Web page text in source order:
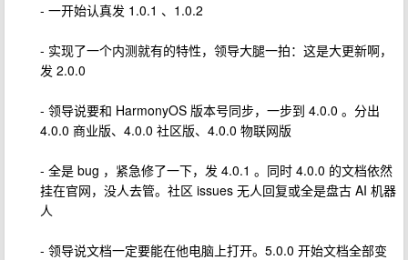
- 一开始认真发 1.0.1 、1.0.2
- 实现了一个内测就有的特性，领导大腿一拍：这是大更新啊，
发 2.0.0
- 领导说要和 HarmonyOS 版本号同步，一步到 4.0.0 。分出
4.0.0 商业版、4.0.0 社区版、4.0.0 物联网版
- 全是 bug ，紧急修了一下，发 4.0.1 。同时 4.0.0 的文档依然
挂在官网，没人去管。社区 issues 无人回复或全是盘古 AI 机器
人
- 领导说文档一定要能在他电脑上打开。5.0.0 开始文档全部变